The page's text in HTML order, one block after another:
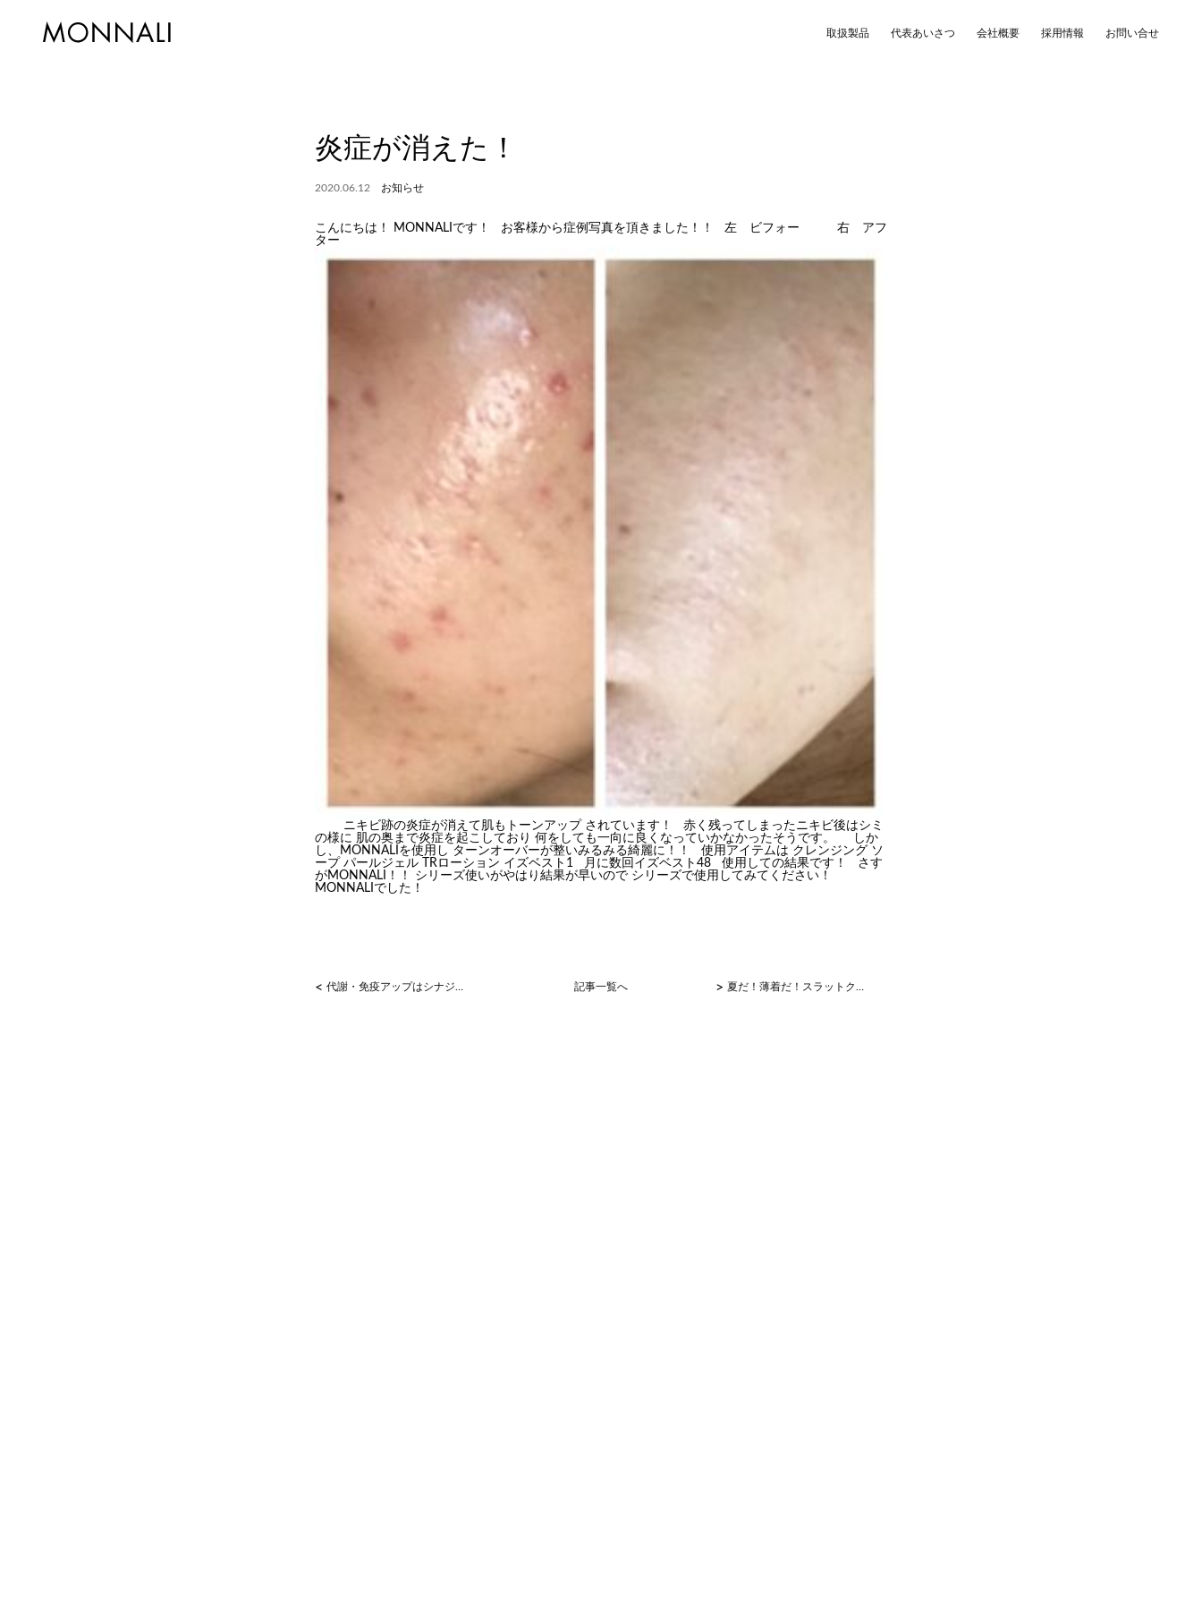
取扱製品 代表あいさつ 会社概要 採用情報 お問い合せ
炎症が消えた！
2020.06.12 お知らせ
こんにちは！ MONNALIです！ お客様から症例写真を頂きました！！ 左 ビフォー 右 アフ
ター
ニキビ跡の炎症が消えて肌もトーンアップ されています！ 赤く残ってしまったニキビ後はシミ
の様に 肌の奥まで炎症を起こしており 何をしても一向に良くなっていかなかったそうです。 しか
し、MONNALIを使用し ターンオーバーが整いみるみる綺麗に ！！
使用アイテムは クレンジング ソ
ープ パールジェル TRローション イズベスト1 月に数回イズベスト48 使用しての結果です！ さす
がMONNALI！！ シリーズ使いがやはり結果が早いので シリーズで使用してみてください！
MONNALIでした！
< 代謝・免疫アップはシナジーで！！！ 記事一覧へ > 夏だ！薄着だ！スラットクリーム！